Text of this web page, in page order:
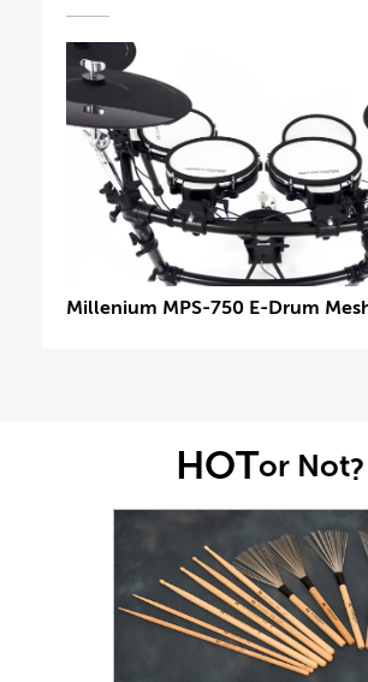
Millenium MPS-750 E-Drum
HOTor Not?